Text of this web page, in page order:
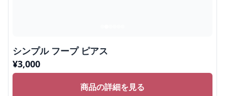
シンプル フープ ピアス
¥3,000
商品の詳細を見る